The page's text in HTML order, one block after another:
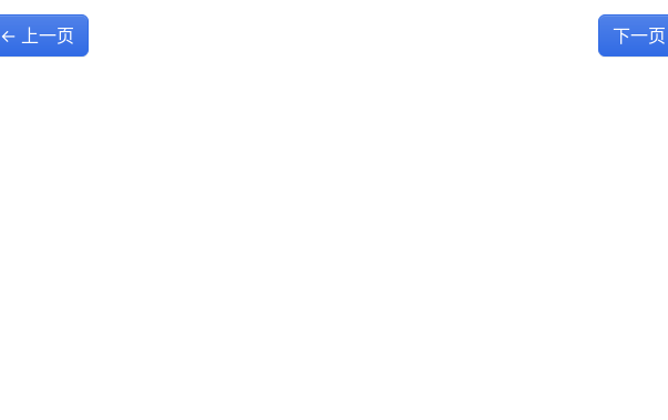
← 上一页 下一页